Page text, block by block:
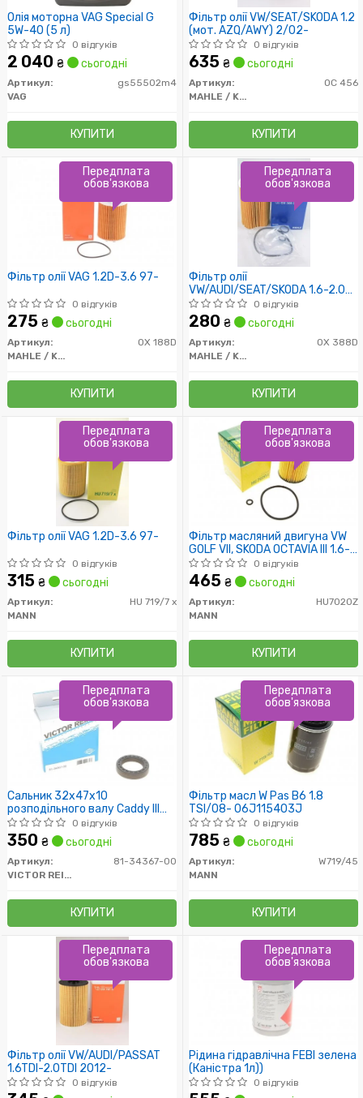
Олія моторна VAG Special G
5W-40 (5 л)
0 відгуків
2 040 ₴ сьогодні
Артикул:
gs55502m4
VAG
КУПИТИ
Фільтр олії VW/SEAT/SKODA 1.2
(мот. AZQ/AWY) 2/02-
0 відгуків
635 ₴ сьогодні
Артикул:
OC 456
MAHLE / KNECHT
КУПИТИ
Фільтр олії VAG 1.2D-3.6 97-
0 відгуків
275 ₴ сьогодні
Артикул:
OX 188D
MAHLE / KNECHT
КУПИТИ
Передплата
обов'язкова
Фільтр олії
VW/AUDI/SEAT/SKODA 1.6-2.0
TDI 04/08-
0 відгуків
280 ₴ сьогодні
Артикул:
OX 388D
MAHLE / KNECHT
КУПИТИ
Передплата
обов'язкова
Фільтр олії VAG 1.2D-3.6 97-
0 відгуків
315 ₴ сьогодні
Артикул:
HU 719/7 x
MANN
КУПИТИ
Передплата
обов'язкова
Фільтр масляний двигуна VW
GOLF VII, SKODA OCTAVIA III 1.6-
2.0 TDI 13- (пр-во MANN)
0 відгуків
465 ₴ сьогодні
Артикул:
HU7020Z
MANN
КУПИТИ
Передплата
обов'язкова
Сальник 32x47x10
розподільного валу Caddy III
1.6i/1.9/2.0 TDI/SDI 04-
(тефлон)
0 відгуків
350 ₴ сьогодні
Артикул:
81-34367-00
VICTOR REINZ
КУПИТИ
Передплата
обов'язкова
Фільтр масл W Pas B6 1.8
TSI/08- 06J115403J
0 відгуків
785 ₴ сьогодні
Артикул:
W719/45
MANN
КУПИТИ
Передплата
обов'язкова
Фільтр олії VW/AUDI/PASSAT
1.6TDI-2.0TDI 2012-
0 відгуків
Передплата
обов'язкова
Рідина гідравлічна FEBI зелена
(Каністра 1л))
0 відгуків
Передплата
обов'язкова